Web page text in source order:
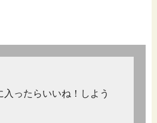
入ったらいいね！しよう